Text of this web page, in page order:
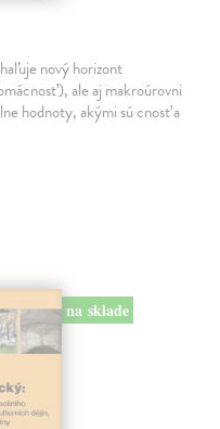
nový horizont
ale aj makroúrovni
hodnoty, akými sú cnosť a
na sklade